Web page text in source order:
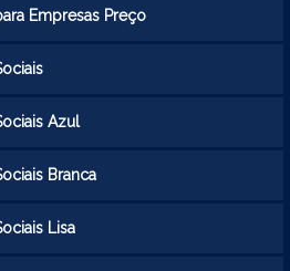
Empresas Preço
Azul
Branca
Lisa